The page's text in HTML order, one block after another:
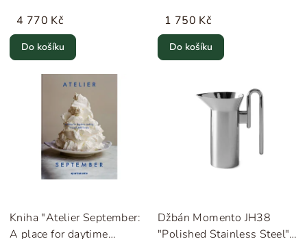
4 770 Kč
Do košíku
1 750 Kč
Do košíku
Kniha "Atelier September:
A place for daytime
Džbán Momento JH38
"Polished Stainless Steel"